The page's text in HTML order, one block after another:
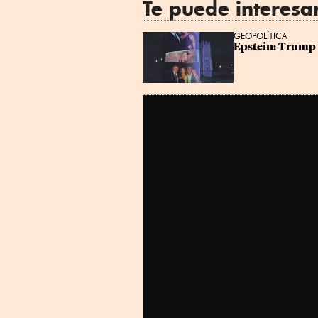
Te puede
GEOPOLÍTICA
Epstein: Trump